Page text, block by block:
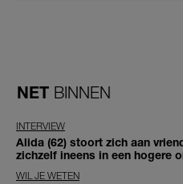
NET BINNEN
INTERVIEW
Alida (62) stoort zich aan
zichzelf ineens in een hogere
WIL JE WETEN